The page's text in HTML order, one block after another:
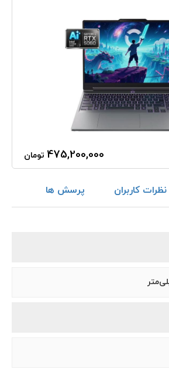
475,200,000 تومان
نظرات کاربران پرسش ها